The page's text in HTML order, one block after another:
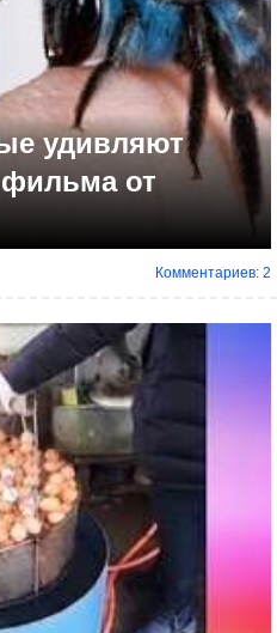
удивляют
от
Комментариев: 2